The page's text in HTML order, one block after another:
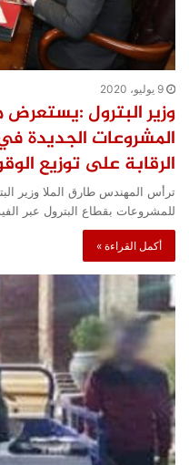
9 يوليو، 2020
وزير البترول
المشروعات الجديدة
الرقابة على توزيع
ترأس المهندس طارق الملا وزير
للمشروعات بقطاع البترول عبر
أكمل القراءة »